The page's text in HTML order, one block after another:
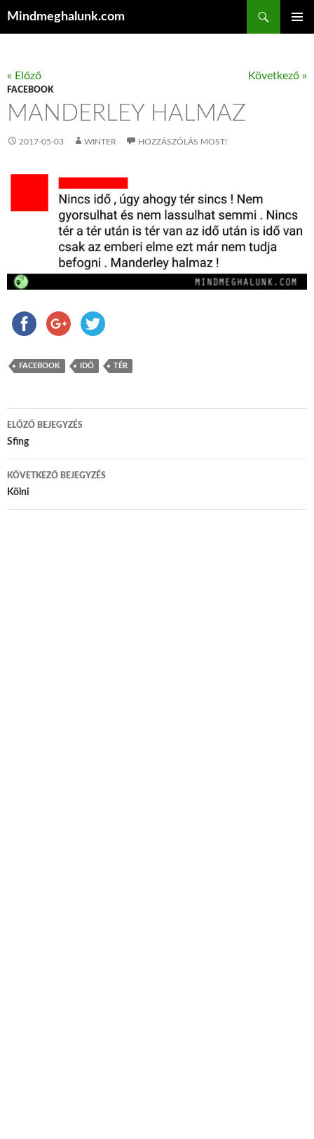
Mindmeghalunk.com
« Előző Következő »
FACEBOOK
MANDERLEY HALMAZ
2017-05-03 WINTER HOZZÁSZÓLÁS MOST!
FACEBOOK IDŐ TÉR
Bejegyzés navigáció
ELŐZŐ BEJEGYZÉS
Sfing
KÖVETKEZŐ BEJEGYZÉS
Kölni